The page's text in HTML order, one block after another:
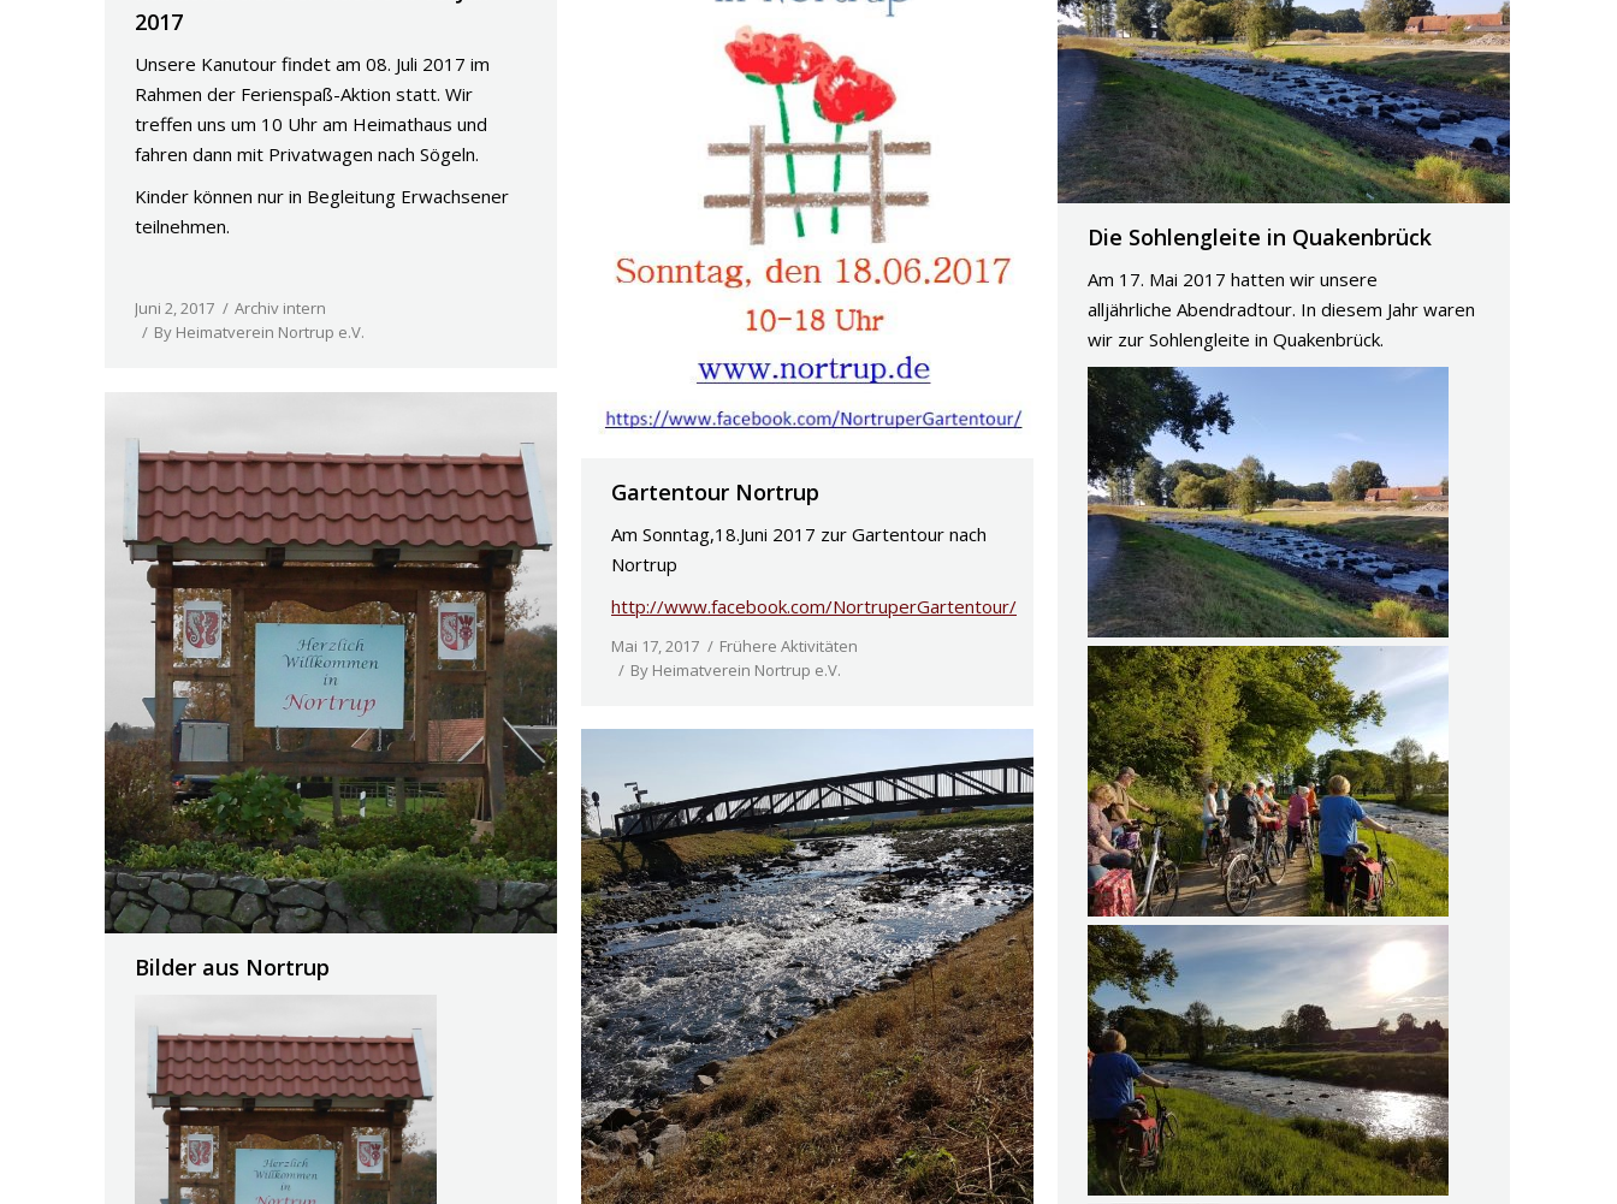
2017
Unsere Kanutour findet am 08. Juli 2017 im
Rahmen der Ferienspaß-Aktion statt. Wir
treffen uns um 10 Uhr am Heimathaus und
fahren dann mit Privatwagen nach Sögeln.
Kinder können nur in Begleitung Erwachsener
teilnehmen.
Juni 2, 2017
Archiv intern
By Heimatverein Nortrup e.V.
Gartentour Nortrup
Am Sonntag,18.Juni 2017 zur Gartentour nach
Nortrup
http://www.facebook.com/NortruperGartentour/
Mai 17, 2017
Frühere Aktivitäten
By Heimatverein Nortrup e.V.
Die Sohlengleite in Quakenbrück
Am 17. Mai 2017 hatten wir unsere
alljährliche Abendradtour. In diesem Jahr waren
wir zur Sohlengleite in Quakenbrück.
Bilder aus Nortrup